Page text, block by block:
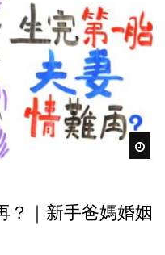
？｜新手爸媽婚姻